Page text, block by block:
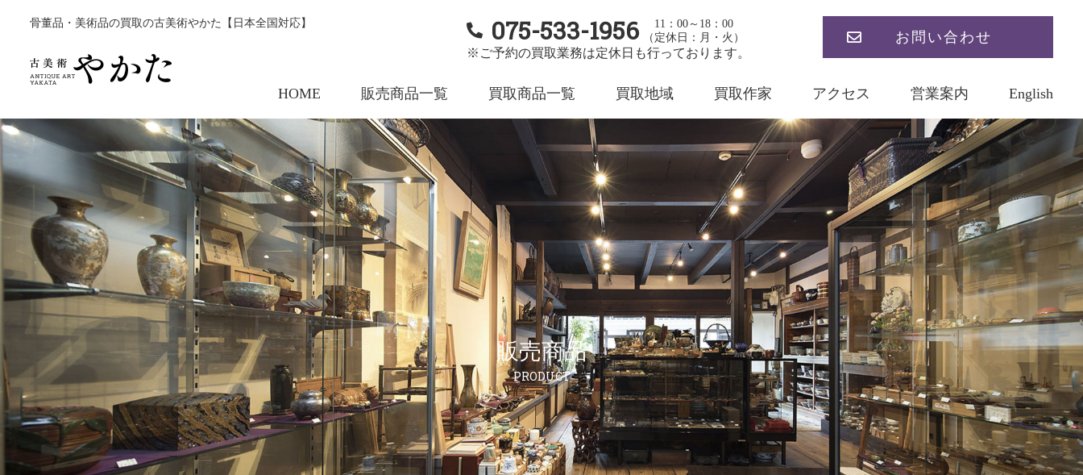
骨董品・美術品の買取の古美術やかた【日本全国対応】 075-533-1956
11：00～18：00
（定休日：月・火）
※ご予約の買取業務は定休日も行っております。
お問い合わせ
HOME 販売商品一覧 買取商品一覧 買取地域 買取作家 アクセス 営業案内 English
販売商品
PRODUCT